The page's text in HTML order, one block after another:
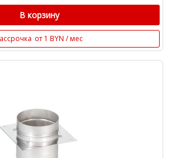
В корзину
от 1 BYN / мес